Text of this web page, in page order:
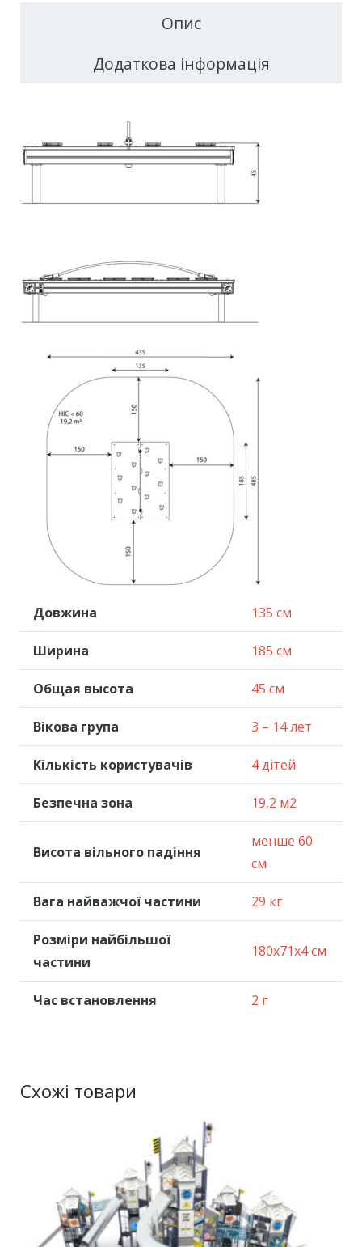
Опис
Додаткова інформація
Довжина 135 см
Ширина 185 см
Общая высота 45 см
Вікова група 3 – 14 лет
Кількість користувачів 4 дітей
Безпечна зона 19,2 м2
Висота вільного падіння
менше 60
см
Вага найважчої частини 29 кг
Розміри найбільшої
частини
180x71x4 см
Час встановлення 2 г
Схожі товари